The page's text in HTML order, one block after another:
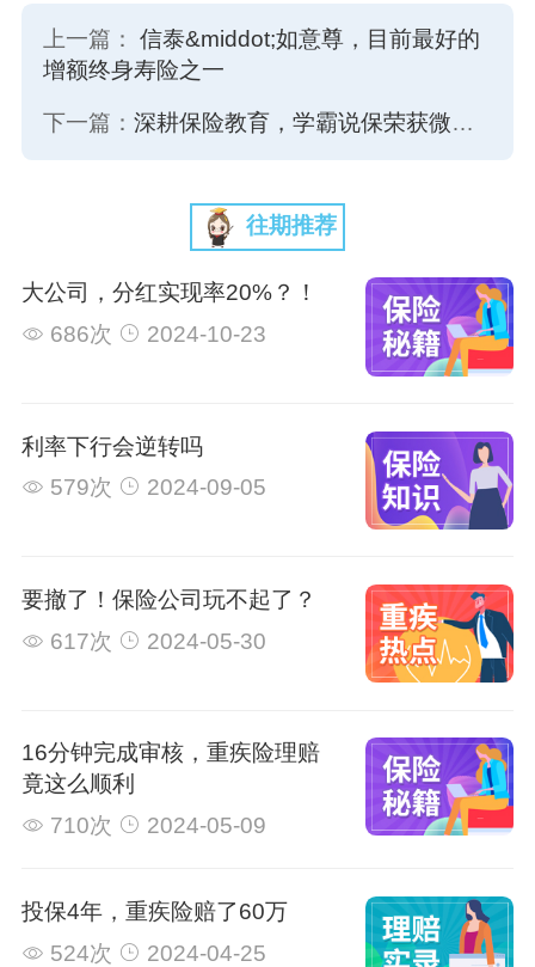
上一篇： 信泰&middot;如意尊，目前最好的
增额终身寿险之一
下一篇： 深耕保险教育，学霸说保荣获微保「首席大咖」特别荣誉
往期推荐
大公司，分红实现率20%？！
686次
2024-10-23
利率下行会逆转吗
579次
2024-09-05
要撤了！保险公司玩不起了？
617次
2024-05-30
16分钟完成审核，重疾险理赔
竟这么顺利
710次
2024-05-09
投保4年，重疾险赔了60万
524次
2024-04-25